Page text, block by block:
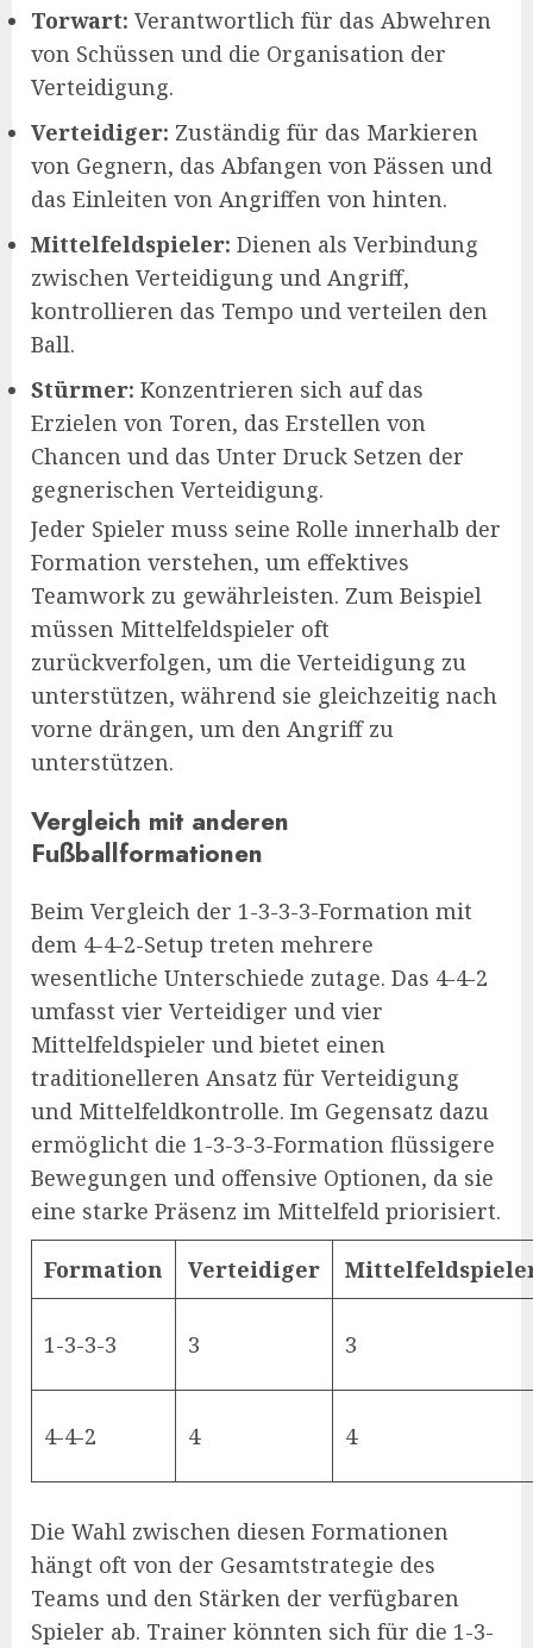
Torwart: Verantwortlich für das Abwehren
von Schüssen und die Organisation der
Verteidigung.
Verteidiger: Zuständig für das Markieren
von Gegnern, das Abfangen von Pässen und
das Einleiten von Angriffen von hinten.
Mittelfeldspieler: Dienen als Verbindung
zwischen Verteidigung und Angriff,
kontrollieren das Tempo und verteilen den
Ball.
Stürmer: Konzentrieren sich auf das
Erzielen von Toren, das Erstellen von
Chancen und das Unter Druck Setzen der
gegnerischen Verteidigung.
Jeder Spieler muss seine Rolle innerhalb der
Formation verstehen, um effektives
Teamwork zu gewährleisten. Zum Beispiel
müssen Mittelfeldspieler oft
zurückverfolgen, um die Verteidigung zu
unterstützen, während sie gleichzeitig nach
vorne drängen, um den Angriff zu
unterstützen.
Vergleich mit anderen
Fußballformationen
Beim Vergleich der 1-3-3-3-Formation mit
dem 4-4-2-Setup treten mehrere
wesentliche Unterschiede zutage. Das 4-4-2
umfasst vier Verteidiger und vier
Mittelfeldspieler und bietet einen
traditionelleren Ansatz für Verteidigung
und Mittelfeldkontrolle. Im Gegensatz dazu
ermöglicht die 1-3-3-3-Formation flüssigere
Bewegungen und offensive Optionen, da sie
eine starke Präsenz im Mittelfeld priorisiert.
Formation Verteidiger
1-3-3-3 3 3
4-4-2 4 4
Die Wahl zwischen diesen Formationen
hängt oft von der Gesamtstrategie des
Teams und den Stärken der verfügbaren
Spieler ab. Trainer könnten sich für die 1-3-